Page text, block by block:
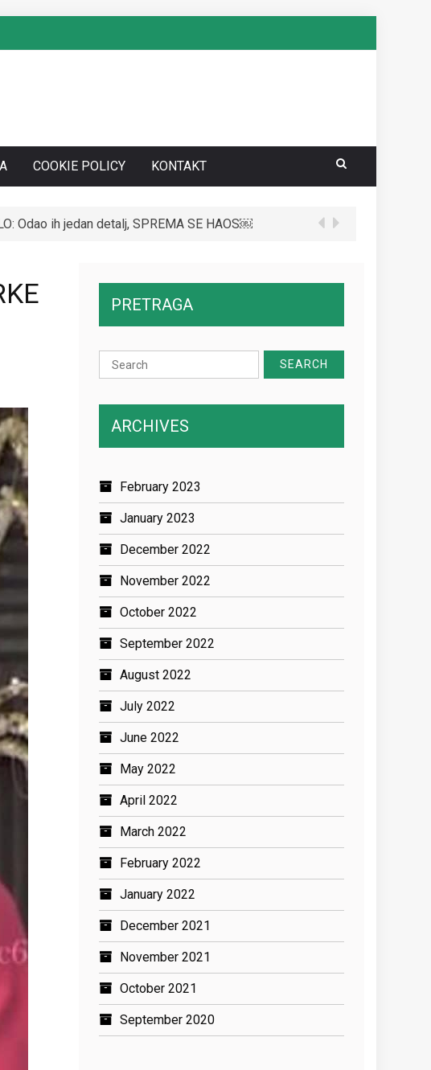
COOKIE POLICY KONTAKT
Odao ih jedan detalj, SPREMA SE HAOS￼
PRETRAGA
Search
for:
ARCHIVES
February 2023
January 2023
December 2022
November 2022
October 2022
September 2022
August 2022
July 2022
June 2022
May 2022
April 2022
March 2022
February 2022
January 2022
December 2021
November 2021
October 2021
September 2020